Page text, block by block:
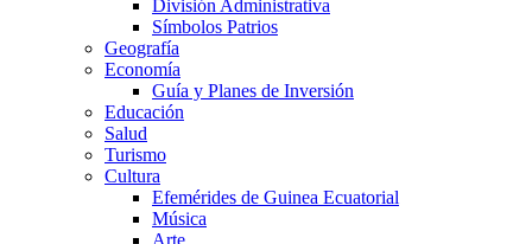
División Administrativa
Símbolos Patrios
Geografía
Economía
Guía y Planes de Inversión
Educación
Salud
Turismo
Cultura
Efemérides de Guinea Ecuatorial
Música
Arte